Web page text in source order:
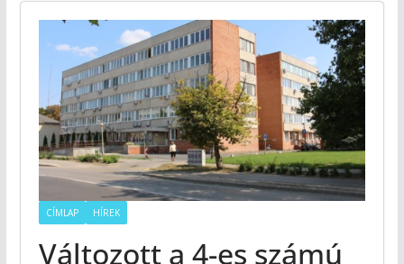
CÍMLAP HÍREK
Változott a 4-es számú